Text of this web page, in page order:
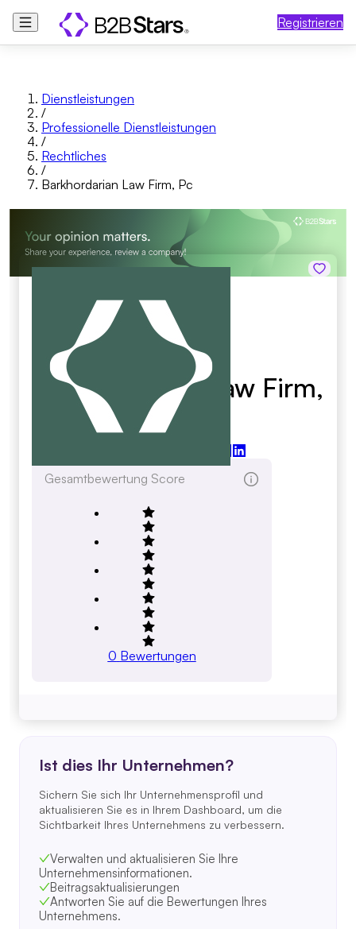
Registrieren
Dienstleistungen
/
Professionelle Dienstleistungen
/
Rechtliches
/
Barkhordarian Law Firm, Pc
Barkhordarian Law Firm,
Pc
Gesamtbewertung Score
0 Bewertungen
Ist dies Ihr Unternehmen?
Sichern Sie sich Ihr Unternehmensprofil und
aktualisieren Sie es in Ihrem Dashboard, um die
Sichtbarkeit Ihres Unternehmens zu verbessern.
Verwalten und aktualisieren Sie Ihre
Unternehmensinformationen.
Beitragsaktualisierungen
Antworten Sie auf die Bewertungen Ihres
Unternehmens.